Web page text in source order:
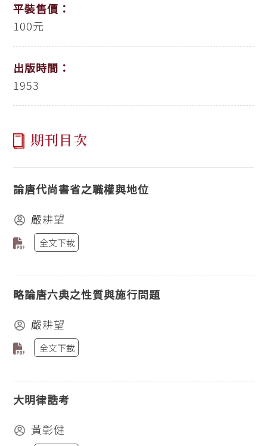
平裝售價：
100元
出版時間：
1953
期刊目次
論唐代尚書省之職權與地位
嚴耕望
全文下載
略論唐六典之性質與施行問題
嚴耕望
全文下載
大明律誥考
黃彰健